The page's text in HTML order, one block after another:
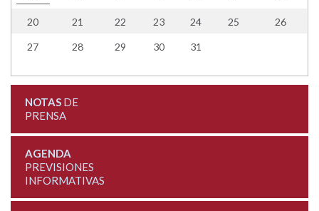
20 21 22 23 24 25 26
27 28 29 30 31
NOTASDE
PRENSA
AGENDA
PREVISIONES
INFORMATIVAS